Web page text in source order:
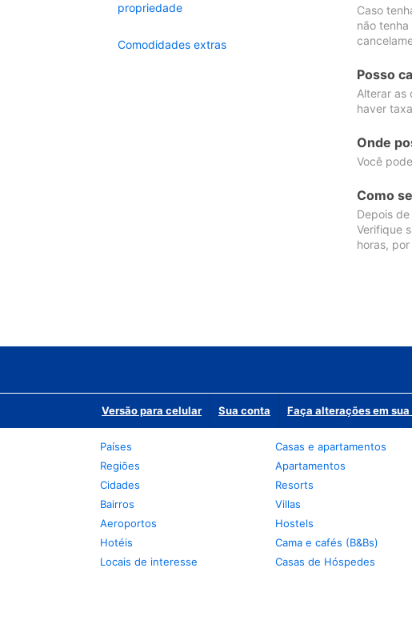
propriedade
Comodidades extras
Caso
não
Posso
Alterar as
haver
Onde
Você
Como
Depois
Verifique
horas,
Versão para celular Sua conta Faça alterações em
Países
Regiões
Cidades
Bairros
Aeroportos
Hotéis
Locais de interesse
Casas e apartamentos
Apartamentos
Resorts
Villas
Hostels
Cama e cafés (B&Bs)
Casas de Hóspedes